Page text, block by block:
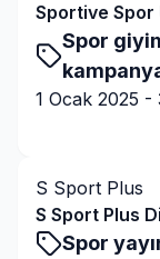
Sportive Spor
Spor
1 Ocak 2025 -
S Sport Plus
S Sport Plus
Spor